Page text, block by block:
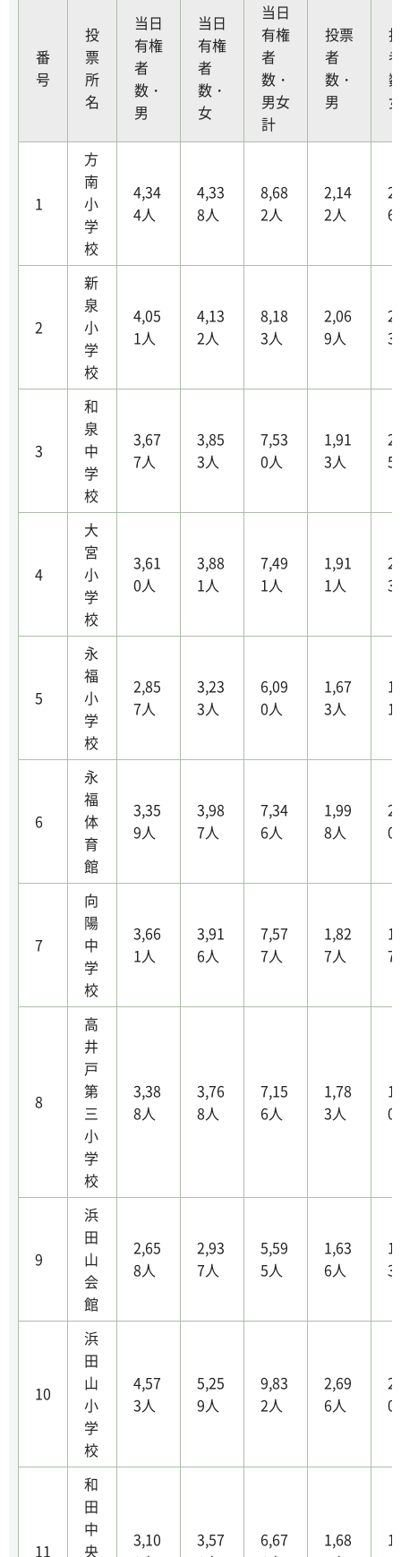
番
号
投
票
所
名
当日
有権
者
数・
男
当日
有権
者
数・
女
当日
有権
者
数・
男女
計
投票
者
数・
男
1
方
南
小
学
校
4,34
4人
4,33
8人
8,68
2人
2,14
2人
6
2
新
泉
小
学
校
4,05
1人
4,13
2人
8,18
3人
2,06
9人
3
3
和
泉
中
学
校
3,67
7人
3,85
3人
7,53
0人
1,91
3人
5
4
大
宮
小
学
校
3,61
0人
3,88
1人
7,49
1人
1,91
1人
3
5
永
福
小
学
校
2,85
7人
3,23
3人
6,09
0人
1,67
3人
1
6
永
福
体
育
館
3,35
9人
3,98
7人
7,34
6人
1,99
8人
0
7
向
陽
中
学
校
3,66
1人
3,91
6人
7,57
7人
1,82
7人
7
8
高
井
戸
第
三
小
学
校
3,38
8人
3,76
8人
7,15
6人
1,78
3人
0
9
浜
田
山
会
館
2,65
8人
2,93
7人
5,59
5人
1,63
6人
3
10
浜
田
山
小
学
校
4,57
3人
5,25
9人
9,83
2人
2,69
6人
0
11
和
田
中
央
3,10
3,57
6,67
1,68